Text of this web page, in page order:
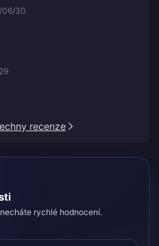
06/30
recenze
rychlé hodnocení.